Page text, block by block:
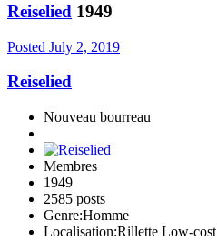
Reiselied 1949
Posted July 2, 2019
Reiselied
Nouveau bourreau
Membres
1949
2585 posts
Genre:Homme
Localisation:Rillette Low-cost